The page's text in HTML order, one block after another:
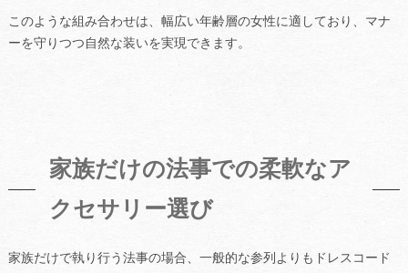
このような組み合わせは、幅広い年齢層の女性に適しており、マナ
ーを守りつつ自然な装いを実現できます。
家族だけの法事での柔軟なア
クセサリー選び
家族だけで執り行う法事の場合、一般的な参列よりもドレスコード